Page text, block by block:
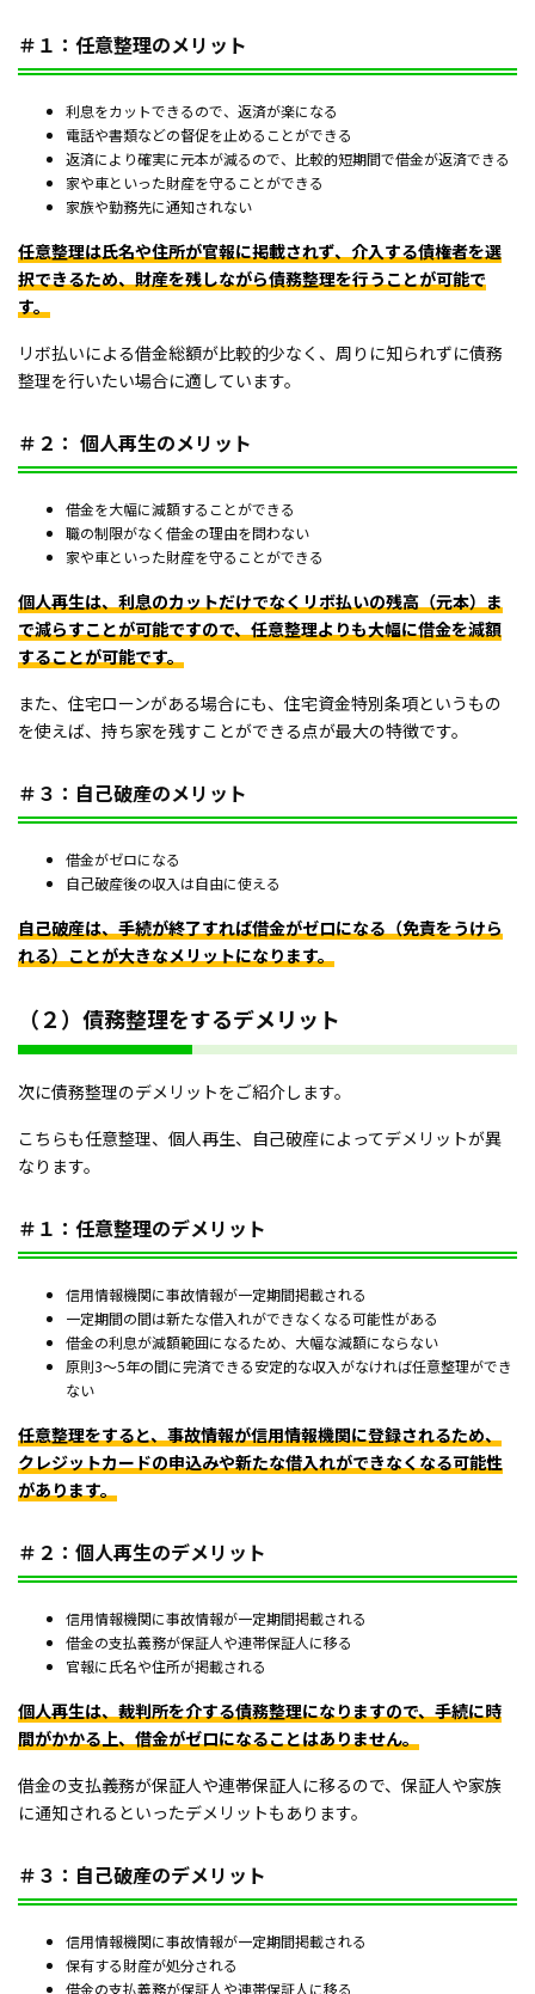
＃１：任意整理のメリット
利息をカットできるので、返済が楽になる
電話や書類などの督促を止めることができる
返済により確実に元本が減るので、比較的短期間で借金が返済できる
家や車といった財産を守ることができる
家族や勤務先に通知されない
任意整理は氏名や住所が官報に掲載されず、介入する債権者を選
択できるため、財産を残しながら債務整理を行うことが可能で
す。
リボ払いによる借金総額が比較的少なく、周りに知られずに債務
整理を行いたい場合に適しています。
＃２： 個人再生のメリット
借金を大幅に減額することができる
職の制限がなく借金の理由を問わない
家や車といった財産を守ることができる
個人再生は、利息のカットだけでなくリボ払いの残高（元本）ま
で減らすことが可能ですので、任意整理よりも大幅に借金を減額
することが可能です。
また、住宅ローンがある場合にも、住宅資金特別条項というもの
を使えば、持ち家を残すことができる点が最大の特徴です。
＃３：自己破産のメリット
借金がゼロになる
自己破産後の収入は自由に使える
自己破産は、手続が終了すれば借金がゼロになる（免責をうけら
れる）ことが大きなメリットになります。
（２）債務整理をするデメリット
次に債務整理のデメリットをご紹介します。
こちらも任意整理、個人再生、自己破産によってデメリットが異
なります。
＃１：任意整理のデメリット
信用情報機関に事故情報が一定期間掲載される
一定期間の間は新たな借入れができなくなる可能性がある
借金の利息が減額範囲になるため、大幅な減額にならない
原則3～5年の間に完済できる安定的な収入がなければ任意整理ができ
ない
任意整理をすると、事故情報が信用情報機関に登録されるため、
クレジットカードの申込みや新たな借入れができなくなる可能性
があります。
＃２：個人再生のデメリット
信用情報機関に事故情報が一定期間掲載される
借金の支払義務が保証人や連帯保証人に移る
官報に氏名や住所が掲載される
個人再生は、裁判所を介する債務整理になりますので、手続に時
間がかかる上、借金がゼロになることはありません。
借金の支払義務が保証人や連帯保証人に移るので、保証人や家族
に通知されるといったデメリットもあります。
＃３：自己破産のデメリット
信用情報機関に事故情報が一定期間掲載される
保有する財産が処分される
借金の支払義務が保証人や連帯保証人に移る